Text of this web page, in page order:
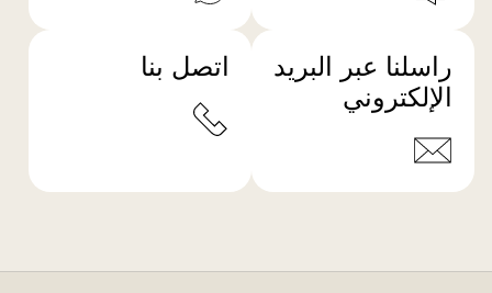
راسلنا عبر البريد
الإلكتروني
اتصل بنا